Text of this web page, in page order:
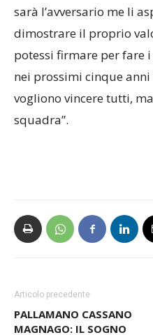
delusioni non è mai
sarà l’avversario me li
dimostrare il proprio
potessi firmare per fare
nei prossimi cinque
vogliono vincere tutti,
Articolo precedente